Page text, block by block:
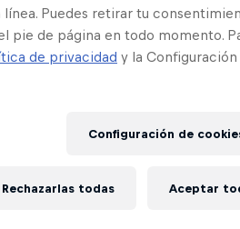
Battles:
Puedes retirar tu
pie de página en todo momento.
de privacidad y la
Configuración de
Rechazarlas todas Aceptar